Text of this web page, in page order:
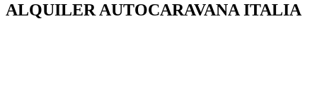
ALQUILER AUTOCARAVANA ITALIA